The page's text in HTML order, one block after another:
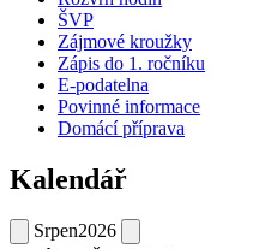
ŠVP
Zájmové kroužky
Zápis do 1. ročníku
E-podatelna
Povinné informace
Domácí příprava
Kalendář
Srpen2026